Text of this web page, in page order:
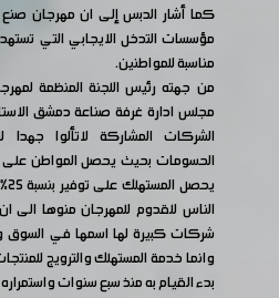
كما أشار الدبس إلى ان مهرجان
مؤسسات التدخل الايجابي التي
مناسبة للمواطنين.
من جهته رئيس اللجنة المنظمة
مجلس ادارة غرفة صناعة دمشق
الشركات المشاركة لاتألوا
الحسومات بحيث يحصل المواطن على
الناس للقدوم للمهرجان منوها
شركات كبيرة لها اسمها في السوق
وانما خدمة المستهلك والترويج
بدء القيام به منذ سبع سنوات